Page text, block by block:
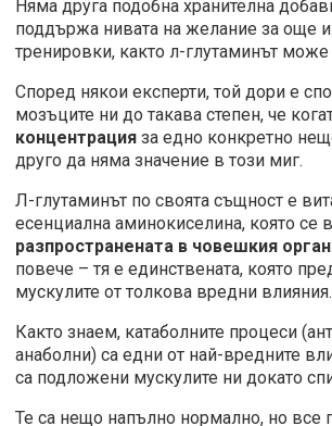
Няма друга подобна хранителна
поддържа нивата на желание за още
тренировки, както л-глутаминът може
Според някои експерти, той дори е
мозъците ни до такава степен, че
концентрация за едно конкретно
друго да няма значение в този миг.
Л-глутаминът по своята същност е
есенциална аминокиселина, която се
разпространената в човешкия
повече – тя е единствената, която
мускулите от толкова вредни влияния.
Както знаем, катаболните процеси
анаболни) са едни от най-вредните
са подложени мускулите ни докато
Те са нещо напълно нормално, но все